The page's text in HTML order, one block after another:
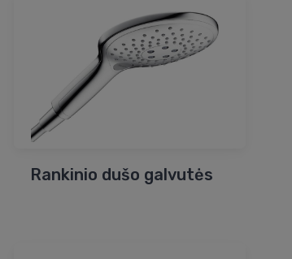
Rankinio dušo galvutės